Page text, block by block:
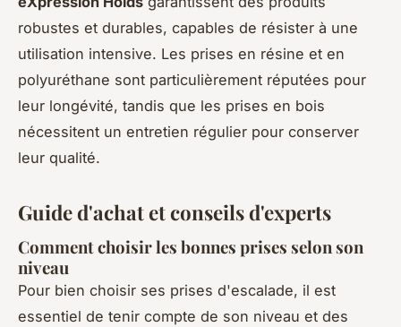
robustes et durables, capables de résister à une
utilisation intensive. Les prises en résine et en
polyuréthane sont particulièrement réputées pour
leur longévité, tandis que les prises en bois
nécessitent un entretien régulier pour conserver
leur qualité.
Guide d'achat et conseils d'experts
Comment choisir les bonnes prises selon son
niveau
Pour bien choisir ses prises d'escalade, il est
essentiel de tenir compte de son niveau et des